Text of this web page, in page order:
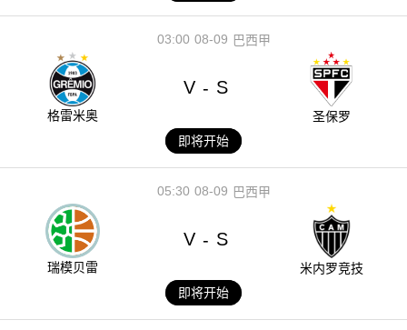
08-09
03:00 巴西甲
格雷米奥
V - S
圣保罗
即将开始
08-09
05:30 巴西甲
瑞模贝雷
V - S
米内罗竞技
即将开始